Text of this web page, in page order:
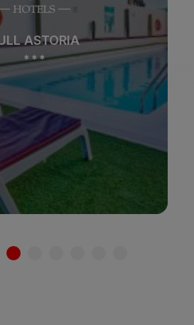
ASTORIA
***
Todo incluido
Familias
Ver hotel